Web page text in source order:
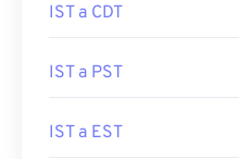
IST a CDT
IST a PST
IST a EST